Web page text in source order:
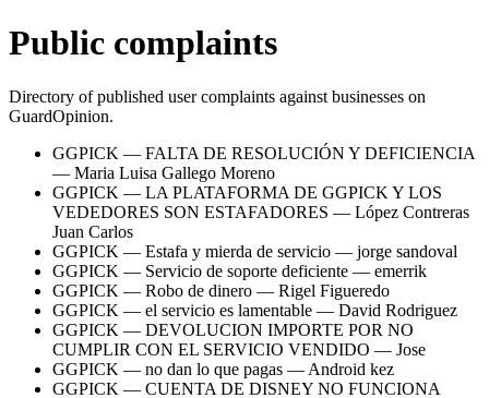
Public complaints
Directory of published user complaints against businesses on
GuardOpinion.
GGPICK — FALTA DE RESOLUCIÓN Y DEFICIENCIA
— Maria Luisa Gallego Moreno
GGPICK — LA PLATAFORMA DE GGPICK Y LOS
VEDEDORES SON ESTAFADORES — López Contreras
Juan Carlos
GGPICK — Estafa y mierda de servicio — jorge sandoval
GGPICK — Servicio de soporte deficiente — emerrik
GGPICK — Robo de dinero — Rigel Figueredo
GGPICK — el servicio es lamentable — David Rodriguez
GGPICK — DEVOLUCION IMPORTE POR NO
CUMPLIR CON EL SERVICIO VENDIDO — Jose
GGPICK — no dan lo que pagas — Android kez
GGPICK — CUENTA DE DISNEY NO FUNCIONA